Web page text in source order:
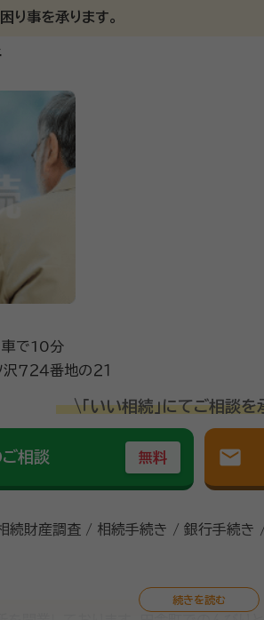
所を運営しています。なにかひとつで
り事を承ります。
車で10分
７２４番地の２１
\「いい相続」にてご相談を
相談 無料 mail
財産調査 / 相続手続き / 銀行手続き